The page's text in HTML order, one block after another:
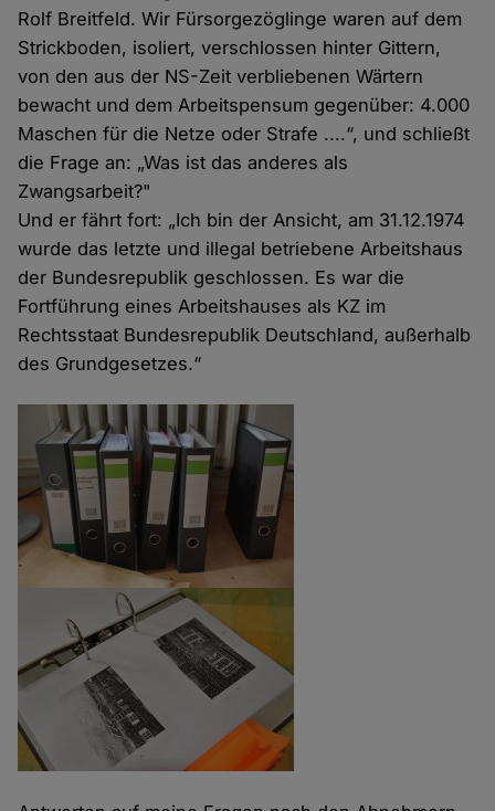
Rolf Breitfeld. Wir Fürsorgezöglinge waren auf dem
Strickboden, isoliert, verschlossen hinter Gittern,
von den aus der NS-Zeit verbliebenen Wärtern
bewacht und dem Arbeitspensum gegenüber: 4.000
Maschen für die Netze oder Strafe ....“, und schließt
die Frage an: „Was ist das anderes als
Zwangsarbeit?"
Und er fährt fort: „Ich bin der Ansicht, am 31.12.1974
wurde das letzte und illegal betriebene Arbeitshaus
der Bundesrepublik geschlossen. Es war die
Fortführung eines Arbeitshauses als KZ im
Rechtsstaat Bundesrepublik Deutschland, außerhalb
des Grundgesetzes.“